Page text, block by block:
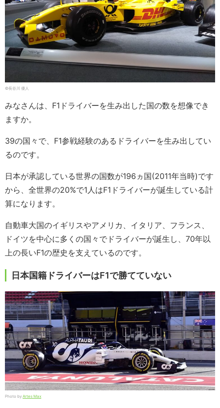
©長谷川 優人
みなさんは、F1ドライバーを生み出した国の数を想像でき
ますか。
39の国々で、F1参戦経験のあるドライバーを生み出してい
るのです。
日本が承認している世界の国数が196ヵ国(2011年当時)です
から、全世界の20%で1人はF1ドライバーが誕生している計
算になります。
自動車大国のイギリスやアメリカ、イタリア、フランス、
ドイツを中心に多くの国々でドライバーが誕生し、70年以
上の長いF1の歴史を支えているのです。
日本国籍ドライバーはF1で勝てていない
Photo by Artes Max